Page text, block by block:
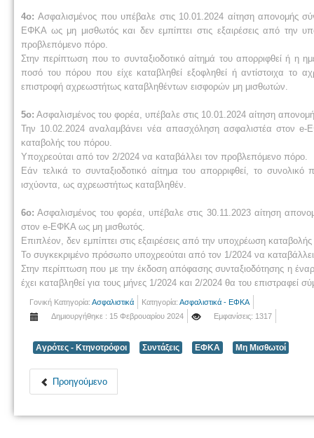
4ο:Ασφαλισμένος που υπέβαλε στις 10.01.2024 αίτηση απονομής
ΕΦΚΑ ως μη μισθωτός και δεν εμπίπτει στις εξαιρέσεις από την
προβλεπόμενο πόρο.
Στην περίπτωση που το συνταξιοδοτικό αίτημά του απορριφθεί ή η
ποσό του πόρου που είχε καταβληθεί εξοφληθεί ή αντίστοιχα το
επιστροφή αχρεωστήτως καταβληθέντων εισφορών μη μισθωτών.
5ο: Ασφαλισμένος του φορέα, υπέβαλε στις 10.01.2024 αίτηση
Την 10.02.2024 αναλαμβάνει νέα απασχόληση ασφαλιστέα στον e-
καταβολής του πόρου.
Υποχρεούται από τον 2/2024 να καταβάλλει τον προβλεπόμενο πόρο.
Εάν τελικά το συνταξιοδοτικό αίτημα του απορριφθεί, το
ισχύοντα, ως αχρεωστήτως καταβληθέν.
6ο: Ασφαλισμένος του φορέα, υπέβαλε στις 30.11.2023 αίτηση
στον e-ΕΦΚΑ ως μη μισθωτός.
Επιπλέον, δεν εμπίπτει στις εξαιρέσεις από την υποχρέωση
Το συγκεκριμένο πρόσωπο υποχρεούται από τον 1/2024 να
Στην περίπτωση που με την έκδοση απόφασης συνταξιοδότησης η
έχει καταβληθεί για τους μήνες 1/2024 και 2/2024 θα του
Γονική Κατηγορία: Ασφαλιστικά Κατηγορία: Ασφαλιστικά - ΕΦΚΑ
Δημιουργήθηκε : 15 Φεβρουαρίου 2024
Εμφανίσεις: 1317
Αγρότες - Κτηνοτρόφοι Συντάξεις ΕΦΚΑ Μη Μισθωτοί
Προηγούμενο